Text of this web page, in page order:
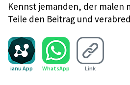
Kennst jemanden, der malen
Teile den Beitrag und
ianu App WhatsApp Link